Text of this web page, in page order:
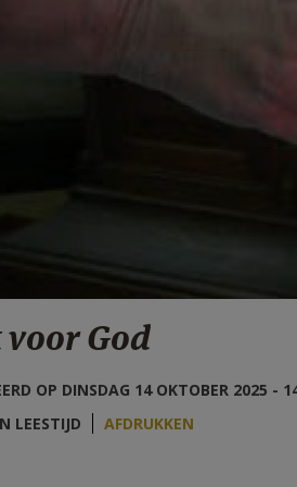
God
OP DINSDAG 14 OKTOBER 2025 -
LEESTIJD
AFDRUKKEN